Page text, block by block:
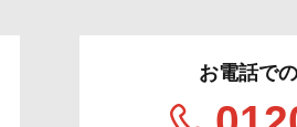
お電話で